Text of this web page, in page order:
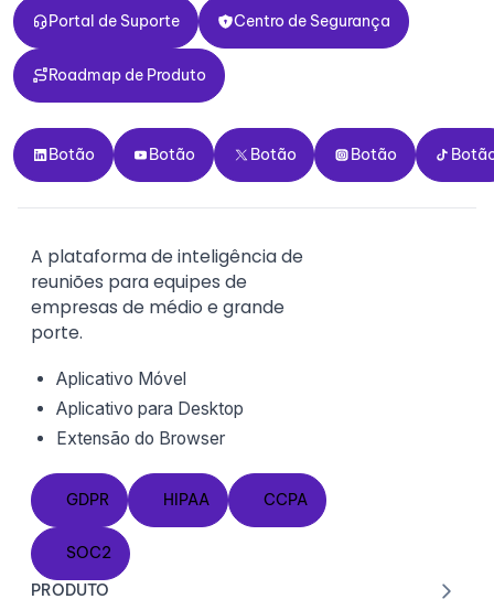
Portal de Suporte
Portal de Suporte
Centro de Segurança
Centro de Segurança
Roadmap de Produto
Roadmap de Produto
Botão
Botão
Botão
Botão
Botão
Botão
Botão
Botão Botão
A plataforma de inteligência de
reuniões para equipes de
empresas de médio e grande
porte.
Aplicativo Móvel
Aplicativo para Desktop
Extensão do Browser
GDPR
GDPR
HIPAA
HIPAA
CCPA
CCPA
SOC2
SOC2
PRODUTO